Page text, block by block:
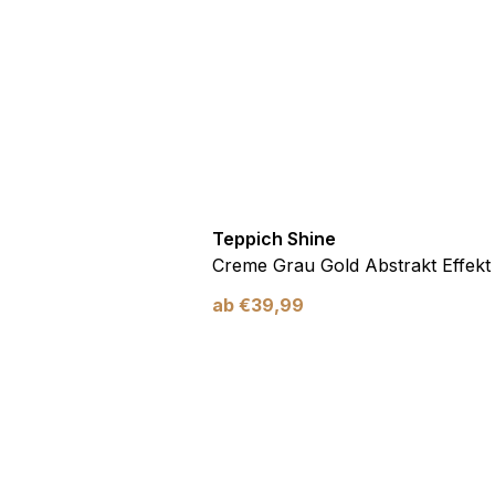
Teppich Shine
Creme Grau Gold Abstrakt Effekt
ab €39,99